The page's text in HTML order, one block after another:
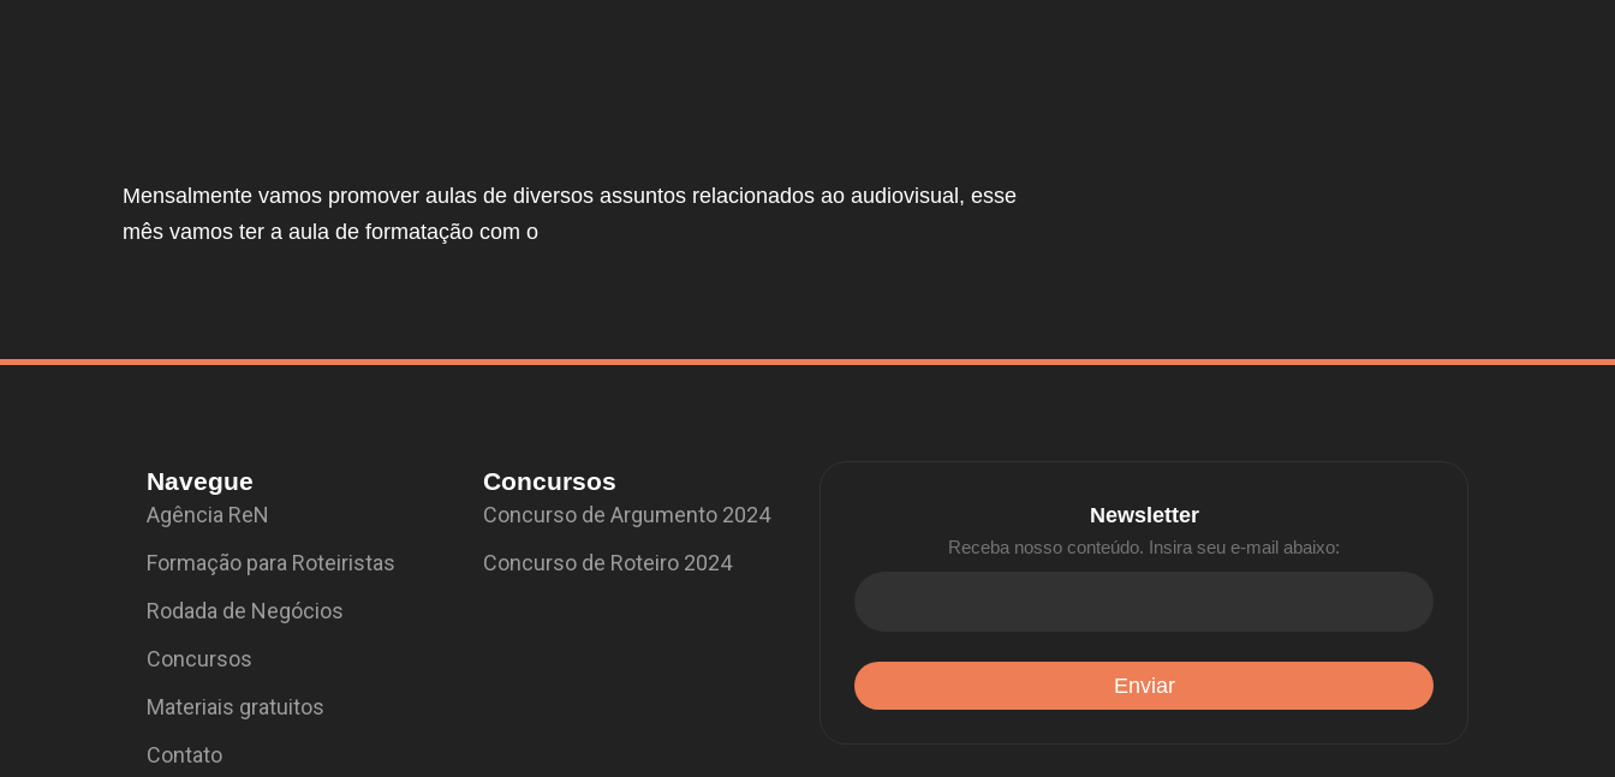
Mensalmente vamos promover aulas de diversos assuntos relacionados ao audiovisual, esse
mês vamos ter a aula de formatação com o
Navegue
Agência ReN
Formação para Roteiristas
Rodada de Negócios
Concursos
Materiais gratuitos
Contato
Concursos
Concurso de Argumento 2024
Concurso de Roteiro 2024
Newsletter
Receba nosso conteúdo. Insira seu e-mail abaixo: